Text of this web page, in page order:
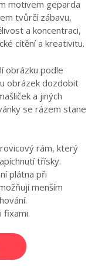
motivem geparda
tvůrčí zábavu,
a koncentraci,
cítění a kreativitu.
obrázku podle
obrázek dozdobit
a jiných
se rázem stane
rám, který
třísky.
plátna při
menším
fixami.